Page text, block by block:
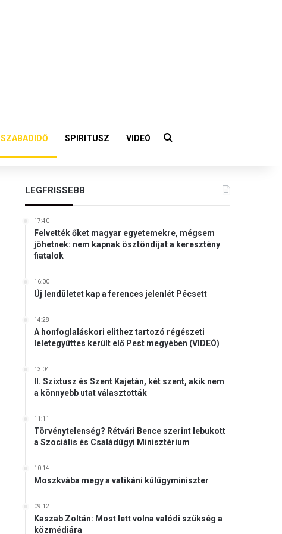
SZABADIDŐ SPIRITUSZ VIDEÓ Keresés:
LEGFRISSEBB
17:40
Felvették őket magyar egyetemekre, mégsem
jöhetnek: nem kapnak ösztöndíjat a keresztény
fiatalok
16:00
Új lendületet kap a ferences jelenlét Pécsett
14:28
A honfoglaláskori elithez tartozó régészeti
leletegyüttes került elő Pest megyében (VIDEÓ)
13:04
II. Szixtusz és Szent Kajetán, két szent, akik nem
a könnyebb utat választották
11:11
Törvénytelenség? Rétvári Bence szerint lebukott
a Szociális és Családügyi Minisztérium
10:14
Moszkvába megy a vatikáni külügyminiszter
09:12
Kaszab Zoltán: Most lett volna valódi szükség a
közmédiára